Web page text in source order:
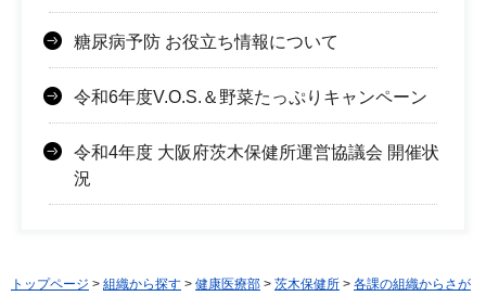
糖尿病予防 お役立ち情報について
令和6年度V.O.S.＆野菜たっぷりキャンペーン
令和4年度 大阪府茨木保健所運営協議会 開催状
況
トップページ > 組織から探す > 健康医療部 > 茨木保健所 > 各課の組織からさが